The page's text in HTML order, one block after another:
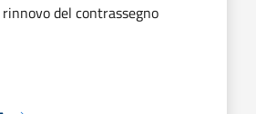
del contrassegno